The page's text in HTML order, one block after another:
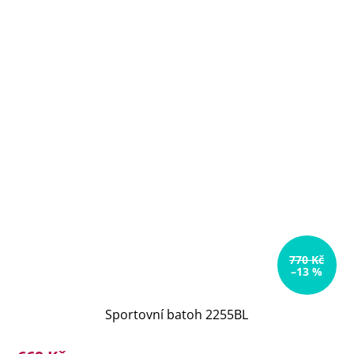
770 Kč
–13 %
Sportovní batoh 2255BL